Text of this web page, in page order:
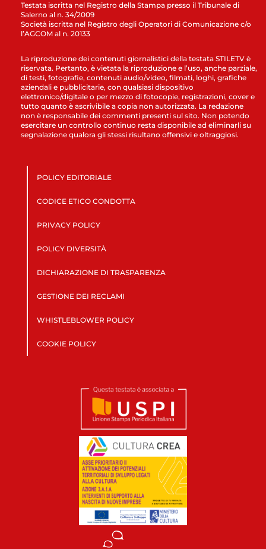
Testata iscritta nel Registro della Stampa presso il Tribunale di
Salerno al n. 34/2009
Società iscritta nel Registro degli Operatori di Comunicazione c/o
l’AGCOM al n. 20133
La riproduzione dei contenuti giornalistici della testata STILETV è
riservata. Pertanto, è vietata la riproduzione e l’uso, anche parziale,
di testi, fotografie, contenuti audio/video, filmati, loghi, grafiche
aziendali e pubblicitarie, con qualsiasi dispositivo
elettronico/digitale o per mezzo di fotocopie, registrazioni, cover e
tutto quanto è ascrivibile a copia non autorizzata. La redazione
non è responsabile dei commenti presenti sul sito. Non potendo
esercitare un controllo continuo resta disponibile ad eliminarli su
segnalazione qualora gli stessi risultano offensivi e oltraggiosi.
POLICY EDITORIALE
CODICE ETICO CONDOTTA
PRIVACY POLICY
POLICY DIVERSITÀ
DICHIARAZIONE DI TRASPARENZA
GESTIONE DEI RECLAMI
WHISTLEBLOWER POLICY
COOKIE POLICY